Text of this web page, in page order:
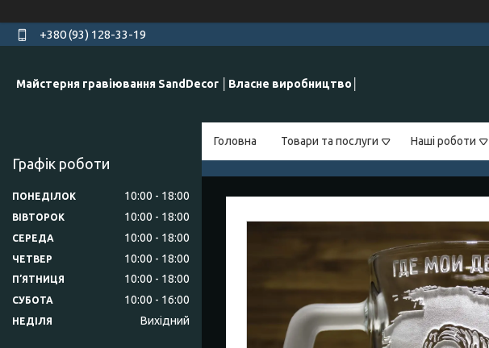
+380 (93) 128-33-19
Майстерня гравіювання SandDecor │Власне виробництво│
Головна Товари та послуги Наші роботи
Графік роботи
ПОНЕДІЛОК 10:00 18:00
ВІВТОРОК 10:00 18:00
СЕРЕДА 10:00 18:00
ЧЕТВЕР 10:00 18:00
ПʼЯТНИЦЯ 10:00 18:00
СУБОТА 10:00 16:00
НЕДІЛЯ Вихідний